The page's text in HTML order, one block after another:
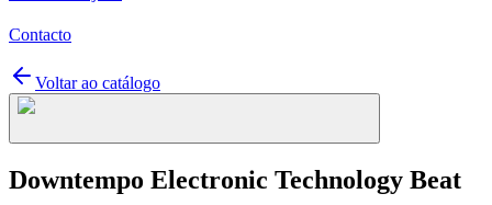
Contacto
Voltar ao catálogo
Downtempo Electronic Technology Beat